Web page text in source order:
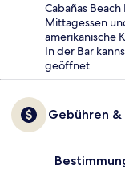
Cabañas
Mittagessen
amerikanische
In der Bar
geöffnet
Gebühren &